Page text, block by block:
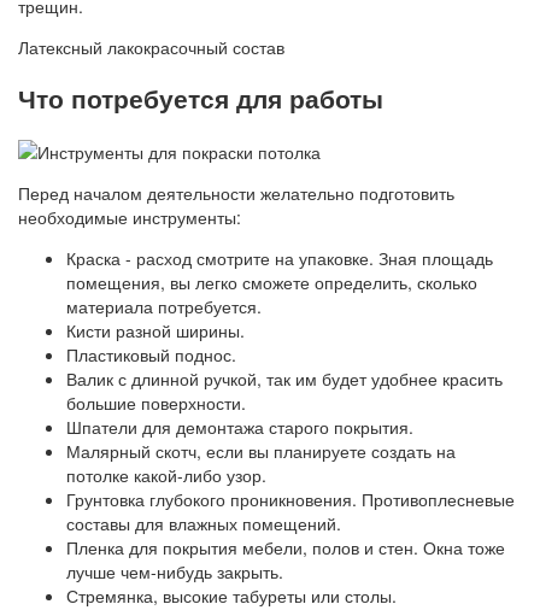
трещин.
Латексный лакокрасочный состав
Что потребуется для работы
Перед началом деятельности желательно подготовить
необходимые инструменты:
Краска - расход смотрите на упаковке. Зная площадь
помещения, вы легко сможете определить, сколько
материала потребуется.
Кисти разной ширины.
Пластиковый поднос.
Валик с длинной ручкой, так им будет удобнее красить
большие поверхности.
Шпатели для демонтажа старого покрытия.
Малярный скотч, если вы планируете создать на
потолке какой-либо узор.
Грунтовка глубокого проникновения. Противоплесневые
составы для влажных помещений.
Пленка для покрытия мебели, полов и стен. Окна тоже
лучше чем-нибудь закрыть.
Стремянка, высокие табуреты или столы.